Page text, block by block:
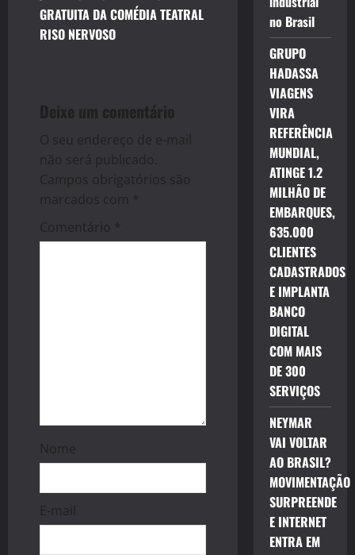
n
a
i
g
a
t
i
GRATUITA DA COMÉDIA TEATRAL
RISO NERVOSO
Deixe um comentário
O seu endereço de e-mail
não será publicado.
Campos obrigatórios são
marcados com *
Comentário *
Nome
E-mail
no Brasil
GRUPO
HADASSA
VIAGENS
VIRA
REFERÊNCIA
MUNDIAL,
ATINGE 1.2
MILHÃO DE
EMBARQUES,
635.000
CLIENTES
CADASTRADOS
E IMPLANTA
BANCO
DIGITAL
COM MAIS
DE 300
SERVIÇOS
NEYMAR
VAI VOLTAR
AO BRASIL?
MOVIMENTAÇÃO
SURPREENDE
E INTERNET
ENTRA EM